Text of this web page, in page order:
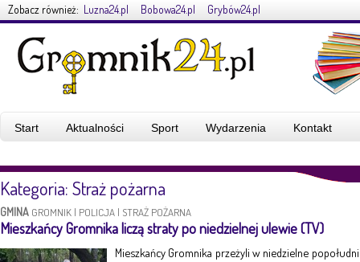
Zobacz również: Luzna24.pl Bobowa24.pl Grybów24.pl
Start Aktualności Sport Wydarzenia Kontakt
Kategoria: Straż pożarna
GMINA GROMNIK | POLICJA | STRAŻ POŻARNA
Mieszkańcy Gromnika liczą straty po niedzielnej ulewie (TV)
Mieszkańcy Gromnika przeżyli w niedzielne